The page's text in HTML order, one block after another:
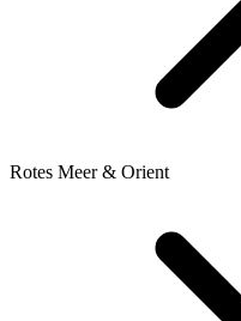
Rotes Meer & Orient